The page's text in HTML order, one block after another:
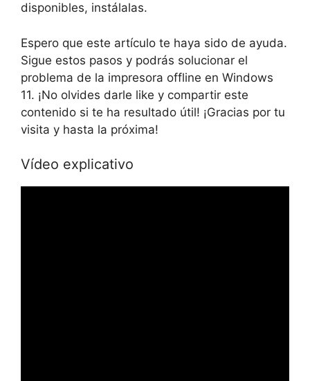
disponibles, instálalas.
Espero que este artículo te haya sido de ayuda.
Sigue estos pasos y podrás solucionar el
problema de la impresora offline en Windows
11. ¡No olvides darle like y compartir este
contenido si te ha resultado útil! ¡Gracias por tu
visita y hasta la próxima!
Vídeo explicativo